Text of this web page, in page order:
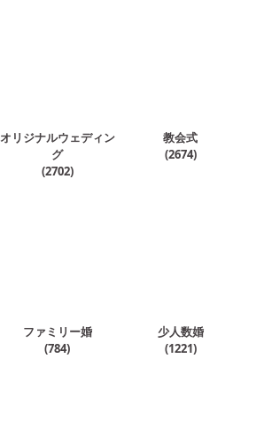
オリジナルウェディン
グ
(2702)
教会式
(2674)
ファミリー婚
(784)
少人数婚
(1221)